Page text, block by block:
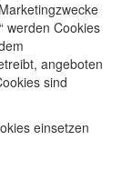
werden Cookies
angeboten
sind
einsetzen